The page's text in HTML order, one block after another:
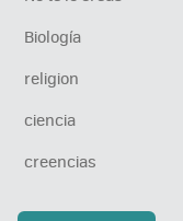
Biología
religion
ciencia
creencias